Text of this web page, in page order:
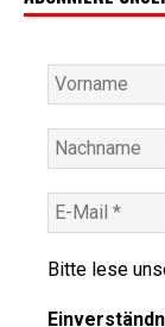
Bitte lese